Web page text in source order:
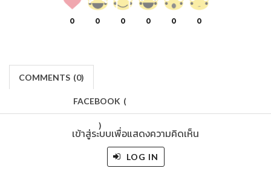
0 0 0 0 0 0
COMMENTS (0)
FACEBOOK (
)
เข้าสู่ระบบเพื่อแสดงความคิดเห็น
LOG IN